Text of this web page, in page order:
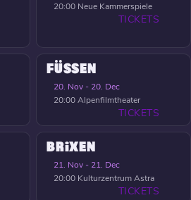
20:00 Neue Kammerspiele
TICKETS
FÜSSEN
20. Nov - 20. Dec
20:00Alpenfilmtheater
TICKETS
BRIXEN
21. Nov - 21. Dec
20:00 Kulturzentrum Astra
TICKETS